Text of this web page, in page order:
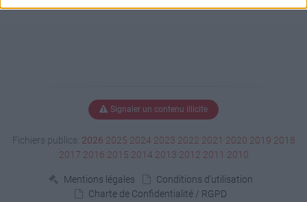
Signaler un contenu illicite
Fichiers publics: 2026 2025 2024 2023 2022 2021 2020 2019 2018
2017 2016 2015 2014 2013 2012 2011 2010
Mentions légales
Conditions d'utilisation
Charte de Confidentialité / RGPD